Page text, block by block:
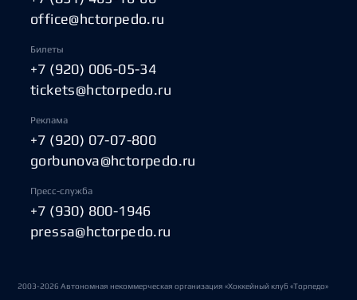
office@hctorpedo.ru
Билеты
+7 (920) 006-05-34
tickets@hctorpedo.ru
Реклама
+7 (920) 07-07-800
gorbunova@hctorpedo.ru
Пресс-служба
+7 (930) 800-1946
pressa@hctorpedo.ru
2003-2026 Автономная некоммерческая организация «Хоккейный клуб «Торпедо»